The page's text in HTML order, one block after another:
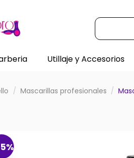
Utillaje y Accesorios
Mascarillas profesionales